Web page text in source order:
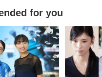
for you